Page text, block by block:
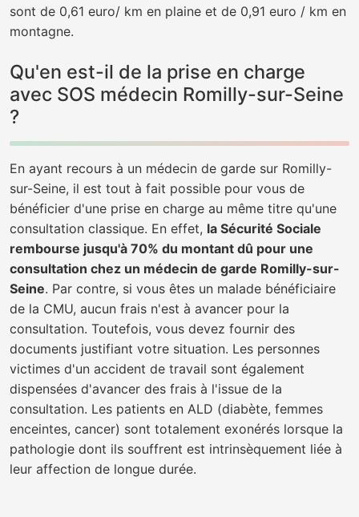
sont de 0,61 euro/ km en plaine et de 0,91 euro / km en
montagne.
Qu'en est-il de la prise en charge
avec SOS médecin Romilly-sur-Seine
?
En ayant recours à un médecin de garde sur Romilly-
sur-Seine, il est tout à fait possible pour vous de
bénéficier d'une prise en charge au même titre qu'une
consultation classique. En effet, la Sécurité Sociale
rembourse jusqu'à 70% du montant dû pour une
consultation chez un médecin de garde Romilly-sur-
Seine. Par contre, si vous êtes un malade bénéficiaire
de la CMU, aucun frais n'est à avancer pour la
consultation. Toutefois, vous devez fournir des
documents justifiant votre situation. Les personnes
victimes d'un accident de travail sont également
dispensées d'avancer des frais à l'issue de la
consultation. Les patients en ALD (diabète, femmes
enceintes, cancer) sont totalement exonérés lorsque la
pathologie dont ils souffrent est intrinsèquement liée à
leur affection de longue durée.